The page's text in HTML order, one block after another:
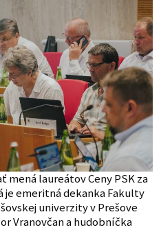
mená laureátov Ceny PSK za
je emeritná dekanka Fakulty
univerzity v Prešove
Vranovčan a hudobníčka